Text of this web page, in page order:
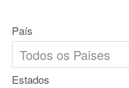
País
Estados